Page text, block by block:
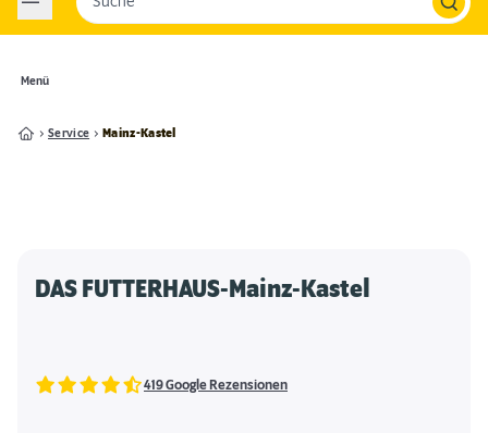
Menü
Service Mainz-Kastel
DAS FUTTERHAUS-Mainz-Kastel
419 Google Rezensionen